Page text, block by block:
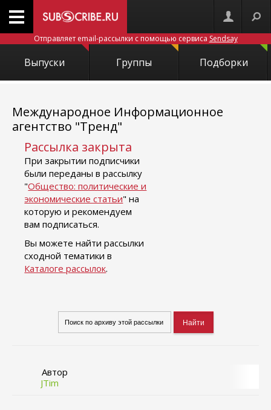
Отправляет email-рассылки с помощью сервиса Sendsay
Выпуски Группы Подборки
Международное Информационное
агентство "Тренд"
Рассылка закрыта
При закрытии подписчики
были переданы в рассылку
"Общество: политические и
экономические статьи" на
которую и рекомендуем
вам подписаться.
Вы можете найти рассылки
сходной тематики в
Каталоге рассылок.
Автор
JTim